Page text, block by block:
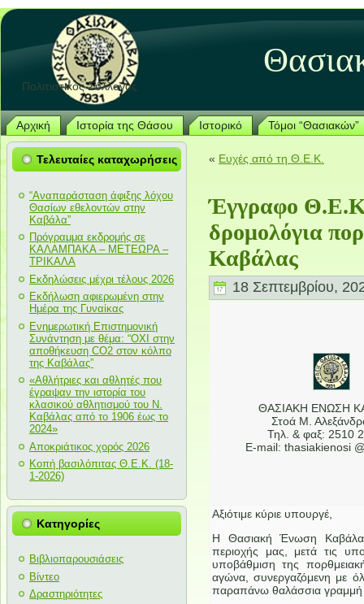
Πολιτιστικός Σύλλογος
Αρχική Ιστορία της Θάσου Ιστορικό Τόμοι “Θασιακών”
Τελευταίες καταχωρήσεις
“Αναπαράσταση άφιξης λόχου
Θασίων εθελοντών στην
Καβάλα”
Πρόγραμμα εκδρομής σε
ΚΑΛΑΜΠΑΚΑ – ΜΕΤΕΩΡΑ –
ΤΡΙΚΑΛΑ
Εκδηλώσεις μέχρι τέλους 2026
Εκδήλωση αφιερωμένη στην
Ημέρα της Γυναίκας
Ενημερωτική Επιστημονική
Συνάντηση με θέμα: “ΟΧΙ στην
αποθήκευση CO2 στον κόλπο
της Καβάλας”
«Αθλήτριες και αθλητές που
έγραψαν την ιστορία του
κλασικού αθλητισμού του Ν.
Καβάλας από το 1906 έως το
2024»
Αποκριάτικος χορός 2026
Κοπή βασιλόπιτας Θ.Ε.Κ. (18-
1-2026)
Κατηγορίες
Βιβλιοπαρουσιάσεις
Βίντεο
Δραστηριότητες
« Ευχές από τη Θ.Ε.Κ.
Έγγραφο Θ.Ε.Κ.
δρομολόγια
Καβάλας
18 Σεπτεμβρίου,
ΘΑΣΙΑΚΗ ΕΝΩΣΗ
Στοά Μ.
Τηλ. & φαξ: 2510
E-mail: thasiakienosi
Αξιότιμε κύριε υπουργέ,
Η Θασιακή Ένωση
περιοχής μας, μετά τις
υποβάθμιση της
αγώνα, συνεργαζόμενη με
παραπάνω θαλάσσια γραμμή